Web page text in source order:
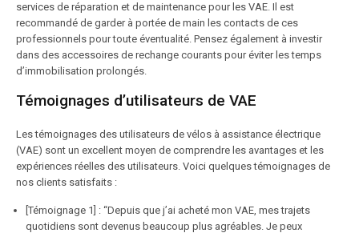
services de réparation et de maintenance pour les VAE. Il est
recommandé de garder à portée de main les contacts de ces
professionnels pour toute éventualité. Pensez également à investir
dans des accessoires de rechange courants pour éviter les temps
d’immobilisation prolongés.
Témoignages d’utilisateurs de VAE
Les témoignages des utilisateurs de vélos à assistance électrique
(VAE) sont un excellent moyen de comprendre les avantages et les
expériences réelles des utilisateurs. Voici quelques témoignages de
nos clients satisfaits :
[Témoignage 1] : “Depuis que j’ai acheté mon VAE, mes trajets
quotidiens sont devenus beaucoup plus agréables. Je peux